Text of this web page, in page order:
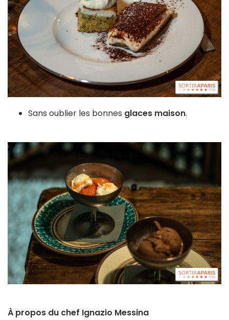
Sans oublier les bonnes glaces maison.
À propos du chef Ignazio Messina